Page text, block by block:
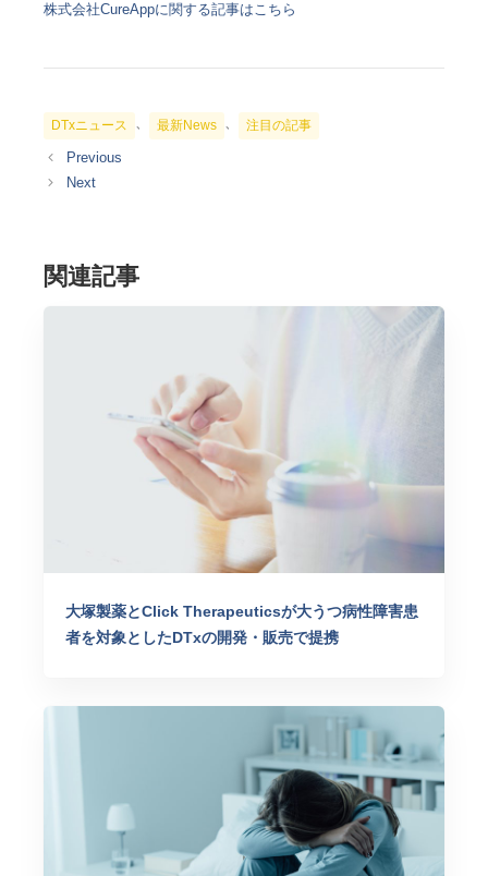
株式会社CureAppに関する記事はこちら
カ
テ
ゴ
リ
DTxニュース 、 最新News 、 注目の記事
関連記事
大塚製薬とClick Therapeuticsが大うつ病性障害患
者を対象としたDTxの開発・販売で提携